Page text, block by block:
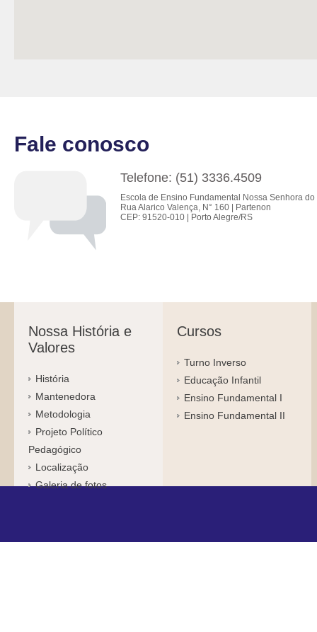
Fale conosco
Telefone: (51) 3336.4509
Escola de Ensino Fundamental Nossa Senhora do
Rua Alarico Valença, N° 160 | Partenon
CEP: 91520-010 | Porto Alegre/RS
Nossa História e
Valores
História
Mantenedora
Metodologia
Projeto Político
Pedagógico
Localização
Galeria de fotos
Cursos
Turno Inverso
Educação Infantil
Ensino Fundamental I
Ensino Fundamental II